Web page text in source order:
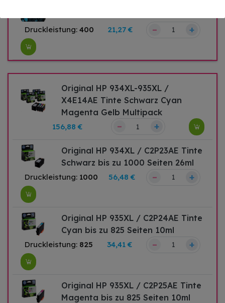
Druckleistung: 400 21,27 € – +
Original HP 934XL-935XL /
X4E14AE Tinte Schwarz Cyan
Magenta Gelb Multipack
156,88 € – +
Original HP 934XL / C2P23AE Tinte
Schwarz bis zu 1000 Seiten 26ml
Druckleistung: 1000 56,48 € – +
Original HP 935XL / C2P24AE Tinte
Cyan bis zu 825 Seiten 10ml
Druckleistung: 825 34,41 € – +
Original HP 935XL / C2P25AE Tinte
Magenta bis zu 825 Seiten 10ml